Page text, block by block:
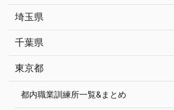
埼玉県
千葉県
東京都
都内職業訓練所一覧&まとめ